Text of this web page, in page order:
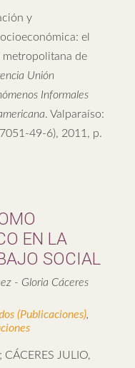
y
el
metropolitana de
Unión
Informales
. Valparaíso:
49-6), 2011, p.
EN LA
SOCIAL
- Gloria Cáceres
(Publicaciones),
JULIO,